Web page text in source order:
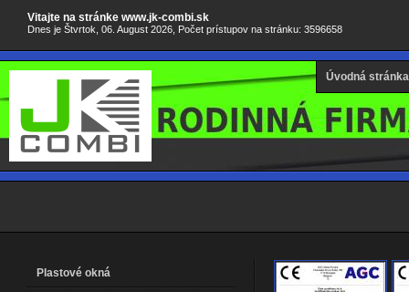
Vitajte na stránke www.jk-combi.sk
Dnes je Štvrtok, 06. August 2026, Počet prístupov na stránku: 3596658
Úvodná stránka
Plastové okná